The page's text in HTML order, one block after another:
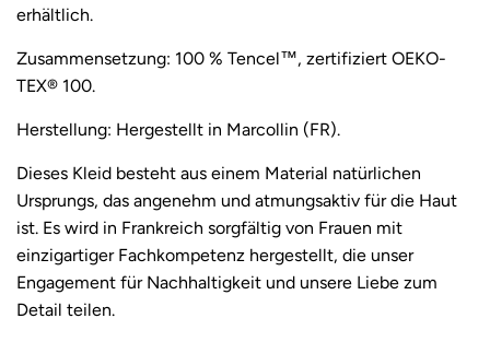
e
i
s
erhältlich.
Zusammensetzung: 100 % Tencel™, zertifiziert OEKO-
TEX® 100.
Herstellung: Hergestellt in Marcollin (FR).
Dieses Kleid besteht aus einem Material natürlichen
Ursprungs, das angenehm und atmungsaktiv für die Haut
ist. Es wird in Frankreich sorgfältig von Frauen mit
einzigartiger Fachkompetenz hergestellt, die unser
Engagement für Nachhaltigkeit und unsere Liebe zum
Detail teilen.